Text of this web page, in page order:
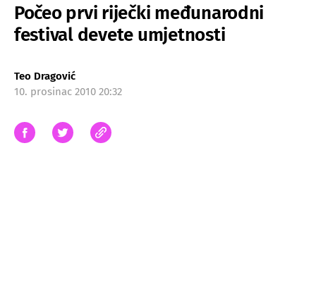
Počeo prvi riječki međunarodni
festival devete umjetnosti
Teo Dragović
10. prosinac 2010 20:32